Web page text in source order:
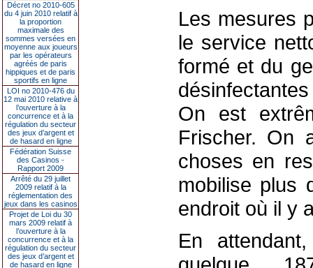
Décret no 2010-605
du 4 juin 2010 relatif à
la proportion
maximale des
sommes versées en
moyenne aux joueurs
par les opérateurs
agréés de paris
hippiques et de paris
sportifs en ligne
LOI no 2010-476 du
12 mai 2010 relative à
l’ouverture à la
concurrence et à la
régulation du secteur
des jeux d’argent et
de hasard en ligne
Fédération Suisse
des Casinos -
Rapport 2009
Arrêté du 29 juillet
2009 relatif à la
réglementation des
jeux dans les casinos
Projet de Loi du 30
mars 2009 relatif à
l’ouverture à la
concurrence et à la
régulation du secteur
des jeux d’argent et
de hasard en ligne
Les mesures
le service
formé et du
On est
Frischer. On
choses en
mobilise plus
endroit où il y
En